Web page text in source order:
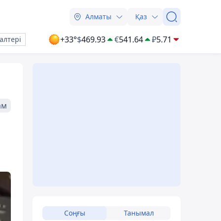
Алматы Қаз
+33°$469.93 €541.64 ₽5.71
Соңғы Танымал